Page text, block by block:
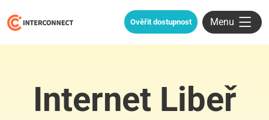
Ověřit dostupnost Menu
Internet Libeř